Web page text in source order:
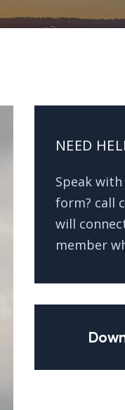
NEED
Speak
form? call
will
member